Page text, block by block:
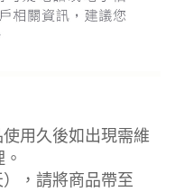
用久後如出現需維
，請將商品帶至